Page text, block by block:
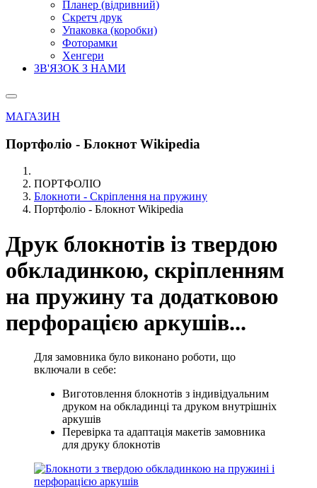
Планер (відривний)
Скретч друк
Упаковка (коробки)
Фоторамки
Хенгери
ЗВ'ЯЗОК З НАМИ
МАГАЗИН
Портфоліо - Блокнот Wikipedia
ПОРТФОЛІО
Блокноти - Скріплення на пружину
Портфоліо - Блокнот Wikipedia
Друк блокнотів із твердою
обкладинкою, скріпленням
на пружину та додатковою
перфорацією аркушів...
Для замовника було виконано роботи, що
включали в себе:
Виготовлення блокнотів з індивідуальним
друком на обкладинці та друком внутрішніх
аркушів
Перевірка та адаптація макетів замовника
для друку блокнотів